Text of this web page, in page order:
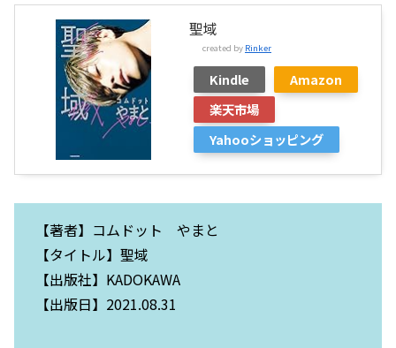
聖域
created by Rinker
Kindle
Amazon
楽天市場
Yahooショッピング
【著者】コムドット やまと
【タイトル】聖域
【出版社】KADOKAWA
【出版日】2021.08.31